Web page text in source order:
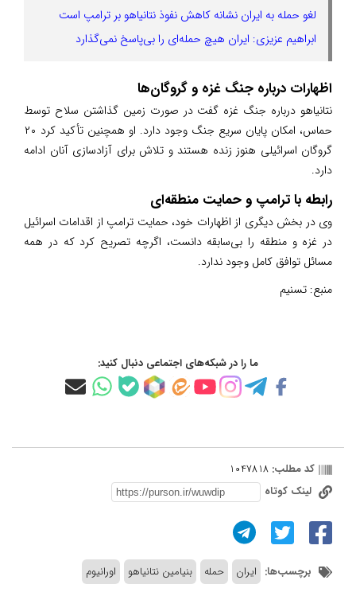
لغو حمله به ایران نشانه کاهش نفوذ نتانیاهو بر ترامپ است
ابراهیم عزیزی: ایران هیچ حمله‌ای را بی‌پاسخ نمی‌گذارد
اظهارات درباره جنگ غزه و گروگان‌ها
نتانیاهو درباره جنگ غزه گفت در صورت زمین گذاشتن سلاح توسط
حماس، امکان پایان سریع جنگ وجود دارد. او همچنین تأکید کرد ۲۰
گروگان اسرائیلی هنوز زنده هستند و تلاش برای آزادسازی آنان ادامه
دارد.
رابطه با ترامپ و حمایت منطقه‌ای
وی در بخش دیگری از اظهارات خود، حمایت ترامپ از اقدامات اسرائیل
در غزه و منطقه را بی‌سابقه دانست، اگرچه تصریح کرد که در همه
مسائل توافق کامل وجود ندارد.
منبع: تسنیم
ما را در شبکه‌های اجتماعی دنبال کنید:
کد مطلب: 1047818
لینک کوتاه
برچسب‌ها: ایران حمله بنیامین نتانیاهو اورانیوم